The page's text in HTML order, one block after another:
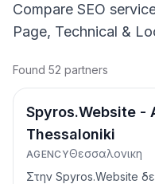
Compare SEO
Page, Technical &
Found 52 partners
Spyros.Website -
Thessaloniki
AGENCYΘεσσαλονικη
Στην Spyros.Website